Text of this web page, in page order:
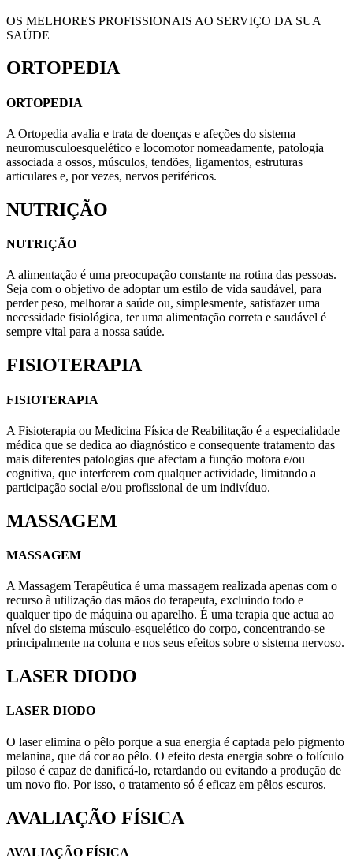
OS MELHORES PROFISSIONAIS AO SERVIÇO DA SUA
SAÚDE
ORTOPEDIA
ORTOPEDIA
A Ortopedia avalia e trata de doenças e afeções do sistema
neuromusculoesquelético e locomotor nomeadamente, patologia
associada a ossos, músculos, tendões, ligamentos, estruturas
articulares e, por vezes, nervos periféricos.
NUTRIÇÃO
NUTRIÇÃO
A alimentação é uma preocupação constante na rotina das pessoas.
Seja com o objetivo de adoptar um estilo de vida saudável, para
perder peso, melhorar a saúde ou, simplesmente, satisfazer uma
necessidade fisiológica, ter uma alimentação correta e saudável é
sempre vital para a nossa saúde.
FISIOTERAPIA
FISIOTERAPIA
A Fisioterapia ou Medicina Física de Reabilitação é a especialidade
médica que se dedica ao diagnóstico e consequente tratamento das
mais diferentes patologias que afectam a função motora e/ou
cognitiva, que interferem com qualquer actividade, limitando a
participação social e/ou profissional de um indivíduo.
MASSAGEM
MASSAGEM
A Massagem Terapêutica é uma massagem realizada apenas com o
recurso à utilização das mãos do terapeuta, excluindo todo e
qualquer tipo de máquina ou aparelho. É uma terapia que actua ao
nível do sistema músculo-esquelético do corpo, concentrando-se
principalmente na coluna e nos seus efeitos sobre o sistema nervoso.
LASER DIODO
LASER DIODO
O laser elimina o pêlo porque a sua energia é captada pelo pigmento
melanina, que dá cor ao pêlo. O efeito desta energia sobre o folículo
piloso é capaz de danificá-lo, retardando ou evitando a produção de
um novo fio. Por isso, o tratamento só é eficaz em pêlos escuros.
AVALIAÇÃO FÍSICA
AVALIAÇÃO FÍSICA